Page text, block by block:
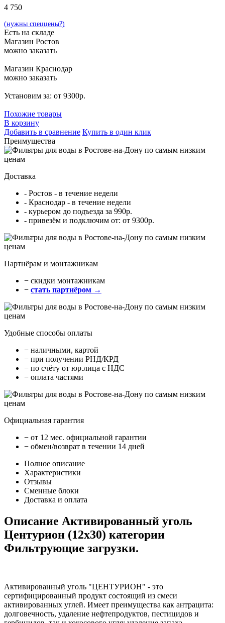
4 750
(нужны спеццены?)
Есть на складе
Магазин Ростов
можно заказать
Магазин Краснодар
можно заказать
Установим за: от 9300р.
Похожие товары
В корзину
Добавить в сравнение Купить в один клик
Преимущества
Доставка
- Ростов - в течение недели
- Краснодар - в течение недели
- курьером до подъезда за 990р.
- привезём и подключим от: от 9300р.
Партнёрам и монтажникам
− cкидки монтажникам
− стать партнёром →
Удобные способы оплаты
− наличными, картой
− при получении РНД/КРД
− по счёту от юр.лица с НДС
− оплата частями
Официальная гарантия
− от 12 мес. официальной гарантии
− обмен/возврат в течении 14 дней
Полное описание
Характеристики
Отзывы
Сменные блоки
Доставка и оплата
Описание Активированный уголь
Центурион (12х30) категории
Фильтрующие загрузки.
Активированный уголь "ЦЕНТУРИОН" - это
сертифицированный продукт состоящий из смеси
активированных углей. Имеет преимущества как антрацита:
долговечность, удаление нефтепродуктов, пестицидов и